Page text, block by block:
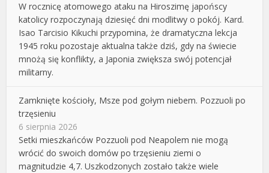
W rocznicę atomowego ataku na Hiroszimę japońscy
katolicy rozpoczynają dziesięć dni modlitwy o pokój. Kard.
Isao Tarcisio Kikuchi przypomina, że dramatyczna lekcja
1945 roku pozostaje aktualna także dziś, gdy na świecie
mnożą się konflikty, a Japonia zwiększa swój potencjał
militarny.
Zamknięte kościoły, Msze pod gołym niebem. Pozzuoli po
trzęsieniu
6 sierpnia 2026
Setki mieszkańców Pozzuoli pod Neapolem nie mogą
wrócić do swoich domów po trzęsieniu ziemi o
magnitudzie 4,7. Uszkodzonych zostało także wiele